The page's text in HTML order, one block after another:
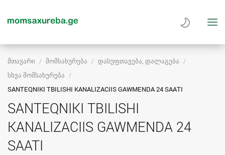
მთავარი მომსახურება
დასუფთავება, დალაგება
სხვა მომსახურება
SANTEQNIKI TBILISHI KANALIZACIIS GAWMENDA 24 SAATI
SANTEQNIKI TBILISHI
KANALIZACIIS GAWMENDA 24
SAATI